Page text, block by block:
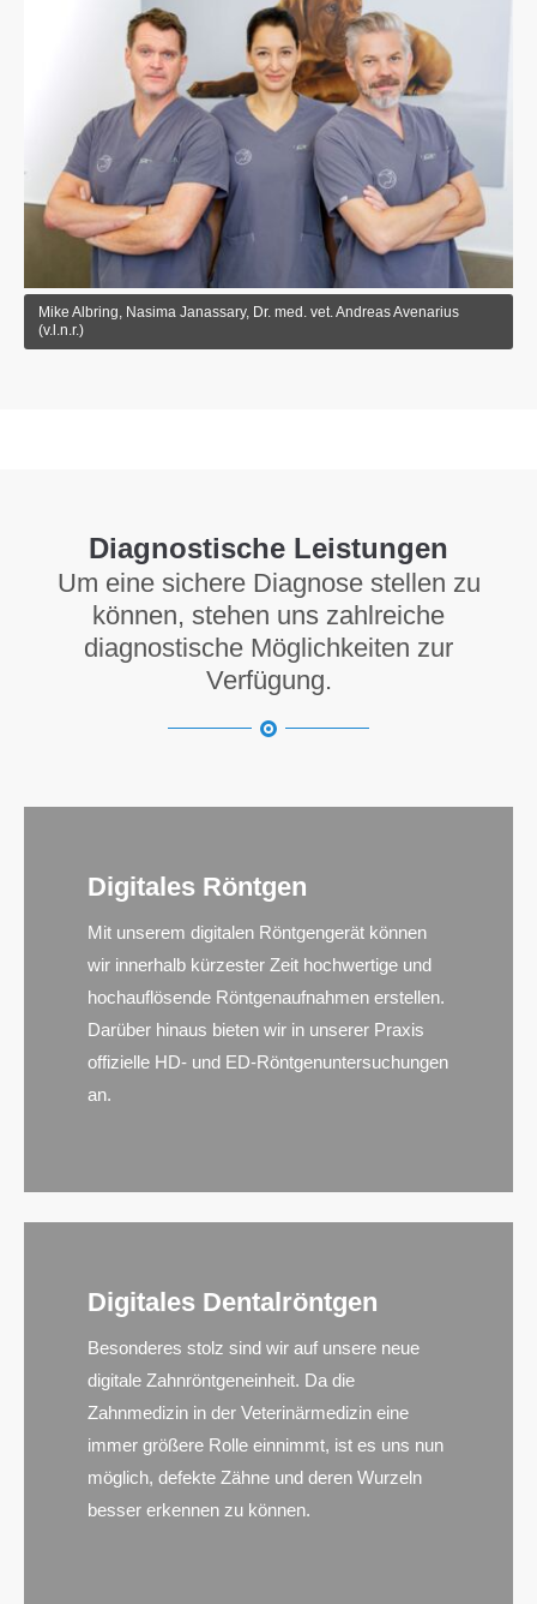
Mike Albring, Nasima Janassary, Dr. med. vet. Andreas Avenarius
(v.l.n.r.)
Diagnostische Leistungen
Um eine sichere Diagnose stellen zu
können, stehen uns zahlreiche
diagnostische Möglichkeiten zur
Verfügung.
Digitales Röntgen
Mit unserem digitalen Röntgengerät können
wir innerhalb kürzester Zeit hochwertige und
hochauflösende Röntgenaufnahmen erstellen.
Darüber hinaus bieten wir in unserer Praxis
offizielle HD- und ED-Röntgenuntersuchungen
an.
Digitales Dentalröntgen
Besonderes stolz sind wir auf unsere neue
digitale Zahnröntgeneinheit. Da die
Zahnmedizin in der Veterinärmedizin eine
immer größere Rolle einnimmt, ist es uns nun
möglich, defekte Zähne und deren Wurzeln
besser erkennen zu können.